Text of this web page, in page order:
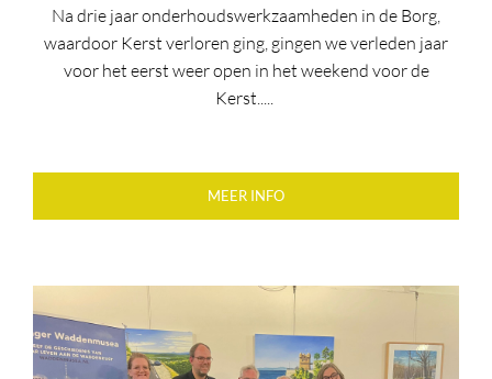
Na drie jaar onderhoudswerkzaamheden in de Borg,
waardoor Kerst verloren ging, gingen we verleden jaar
voor het eerst weer open in het weekend voor de
Kerst.....
MEER INFO